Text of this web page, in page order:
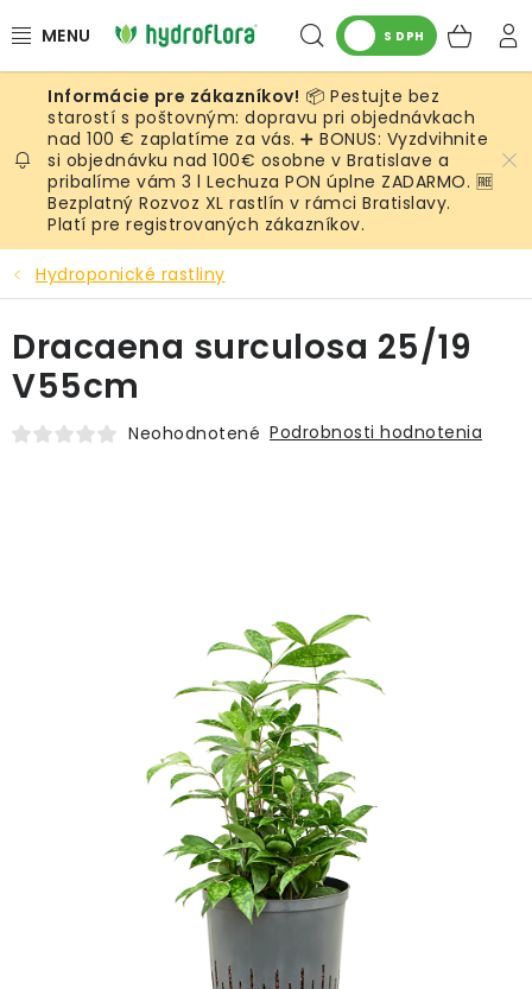
na
Hľadať
S DPH
RASTLINY
UMELÉ RASTLINY
KVETINÁČE
SUBSTRÁTY A PRÍSLUŠENSTVO
SERVIS INTERIÉROVEJ ZELENE
INTERIÉROVÉ DEKORÁCIE
NA OBJEDNÁVKU
📦 Pestujte bez
starostí s poštovným: dopravu pri objednávkach
nad 100 € zaplatíme za vás. ➕ BONUS: Vyzdvihnite
si objednávku nad 100€ osobne v Bratislave a
pribalíme vám 3 l Lechuza PON úplne ZADARMO. 🆓
Bezplatný Rozvoz XL rastlín v rámci Bratislavy.
Platí pre registrovaných zákazníkov.
Hydroponické rastliny
Dracaena surculosa 25/19
V55cm
Neohodnotené Podrobnosti hodnotenia